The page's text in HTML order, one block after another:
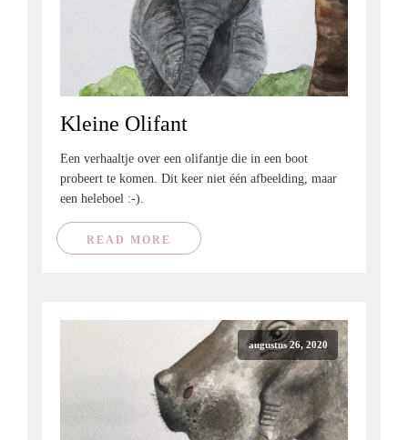
Kleine Olifant
Een verhaaltje over een olifantje die in een boot
probeert te komen. Dit keer niet één afbeelding, maar
een heleboel :-).
READ MORE
augustus 26, 2020